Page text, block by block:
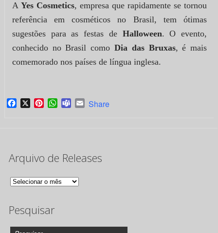
A Yes Cosmetics, empresa que rapidamente se tornou
referência em cosméticos no Brasil, tem ótimas
sugestões para as festas de Halloween. O evento,
conhecido no Brasil como Dia das Bruxas, é mais
comemorado nos países de língua inglesa.
Facebook
X PinterestWhatsApp
TeamsEmail
Share
Arquivo de Releases
Arquivo
Releases
Pesquisar